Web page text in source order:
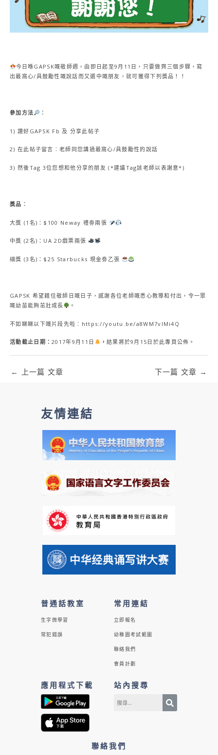
今日喺GAPSK嘅敬師週，由即日起至9月11日，只要做齊三個步驟，寫
出最窩心/具鼓勵性嘅說話而又選中嘅朋友，就可獲得下列獎品！！
參加方法 ︰
1) 讚好GAPSK Fb 及 分享此帖子
2) 在此帖子留言︰老師同您講過最窩心/具鼓勵性的說話
3) 然後Tag 3位您想和他分享的朋友 (*建議Tag該老師以表謝意*)
獎品︰
大獎 (1名)：$100 Neway 禮劵兩張
中獎 (2名)：UA 2D戲票兩張
細獎 (3名)：$25 Starbucks 現金劵乙張
GAPSK 希望藉住敬師日嘅日子，感謝各位老師嘅悉心教導和付出，令一眾
嘅幼苗能夠茁壯成長
。
不如睇睇以下嘅片段先啦︰ https://youtu.be/a8WM7vlMi4Q
活動截止日期：2017年9月11日 ， 結果將於9月15日於此專頁公佈。
← 上一篇 文章 下一篇 文章 →
友情連結
普通話教室
生字微學習
常犯錯誤
常用連結
立即報名
幼稚園考試範圍
聯絡我們
會員計劃
應用程式下載 站內搜尋
聯絡我們